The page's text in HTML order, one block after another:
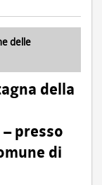
delle
della
presso
di